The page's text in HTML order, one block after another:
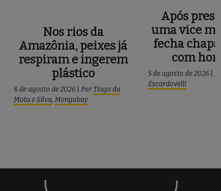
Nos rios da
Amazônia, peixes já
respiram e ingerem
plástico
6 de agosto de 2026 Por Tiago da
Mota e Silva, Mongabay
Após
uma vice
fecha
com
5 de agosto de 2026
Escardovelli